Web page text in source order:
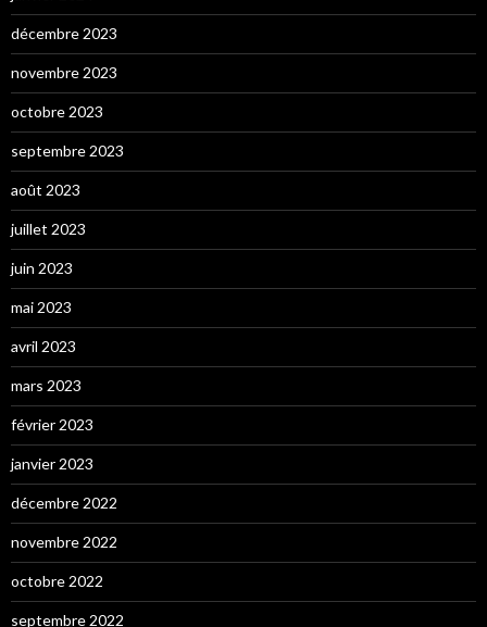
décembre 2023
novembre 2023
octobre 2023
septembre 2023
août 2023
juillet 2023
juin 2023
mai 2023
avril 2023
mars 2023
février 2023
janvier 2023
décembre 2022
novembre 2022
octobre 2022
septembre 2022